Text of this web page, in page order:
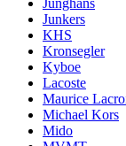
Junghans
Junkers
KHS
Kronsegler
Kyboe
Lacoste
Maurice
Michael Kors
Mido